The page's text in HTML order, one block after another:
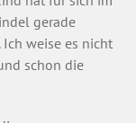
gerade
weise es nicht
schon die